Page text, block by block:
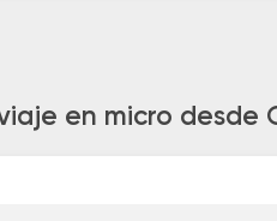
en micro desde